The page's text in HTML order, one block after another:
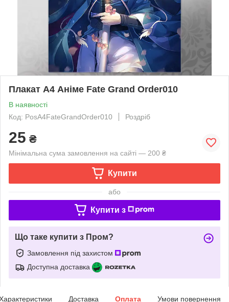
Плакат А4 Аніме Fate Grand Order010
В наявності
Код: PosA4FateGrandOrder010
Роздріб
25 ₴
Мінімальна сума замовлення на сайті — 200 ₴
Купити
або
Купити з
Що таке купити з Пром?
Замовлення під захистом
Доступна доставка
Доставка Оплата Умови повернення